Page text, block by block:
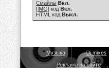
Смайлы Вкл.
[IMG] код Вкл.
HTML код Выкл.
Музыка Dj mixes
Реклама на сайте